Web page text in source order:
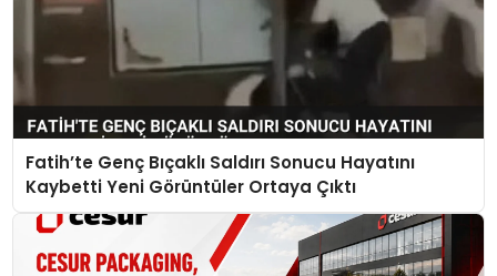
Fatih’te Genç Bıçaklı Saldırı Sonucu Hayatını
Kaybetti Yeni Görüntüler Ortaya Çıktı